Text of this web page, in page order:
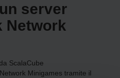
server
Network
da ScalaCube
Minigames tramite il